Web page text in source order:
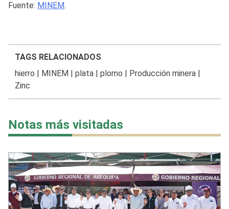
Fuente: MINEM.
TAGS RELACIONADOS
hierro
MINEM plata| plomo Producción minera|
Zinc
Notas más visitadas